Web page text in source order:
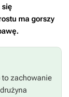
się
ma gorszy
to zachowanie